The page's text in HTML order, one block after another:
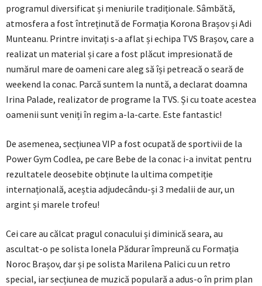
programul diversificat și meniurile tradiționale. Sâmbătă,
atmosfera a fost întreținută de Formația Korona Brașov și Adi
Munteanu. Printre invitați s-a aflat și echipa TVS Brașov, care a
realizat un material și care a fost plăcut impresionată de
numărul mare de oameni care aleg să își petreacă o seară de
weekend la conac. Parcă suntem la nuntă, a declarat doamna
Irina Palade, realizator de programe la TVS. Și cu toate acestea
oamenii sunt veniți în regim a-la-carte. Este fantastic!
De asemenea, secțiunea VIP a fost ocupată de sportivii de la
Power Gym Codlea, pe care Bebe de la conac i-a invitat pentru
rezultatele deosebite obținute la ultima competiție
internațională, aceștia adjudecându-și 3 medalii de aur, un
argint și marele trofeu!
Cei care au călcat pragul conacului și diminică seara, au
ascultat-o pe solista Ionela Pădurar împreună cu Formația
Noroc Brașov, dar și pe solista Marilena Palici cu un retro
special, iar secțiunea de muzică populară a adus-o în prim plan